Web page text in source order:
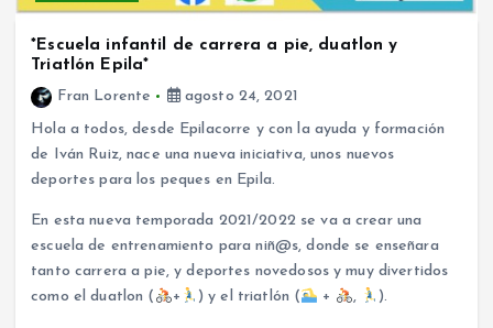
*Escuela infantil de carrera a pie, duatlon y
Triatlón Epila*
Fran Lorente
agosto 24, 2021
Hola a todos, desde Epilacorre y con la ayuda y formación
de Iván Ruiz, nace una nueva iniciativa, unos nuevos
deportes para los peques en Epila.
En esta nueva temporada 2021/2022 se va a crear una
escuela de entrenamiento para niñ@s, donde se enseñara
tanto carrera a pie, y deportes novedosos y muy divertidos
como el duatlon (
+ ) y el triatlón ( + , ).